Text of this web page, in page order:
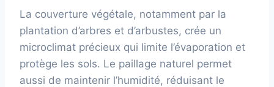
La couverture végétale, notamment par la
plantation d’arbres et d’arbustes, crée un
microclimat précieux qui limite l’évaporation et
protège les sols. Le paillage naturel permet
aussi de maintenir l’humidité, réduisant le